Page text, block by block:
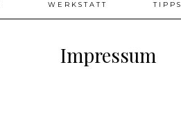
WERKSTATT TIPPS
Impressum